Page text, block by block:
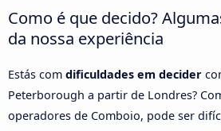
Como é que decido?
da nossa experiência
Estás com dificuldades em decider
Peterborough a partir de Londres?
operadores de Comboio, pode ser